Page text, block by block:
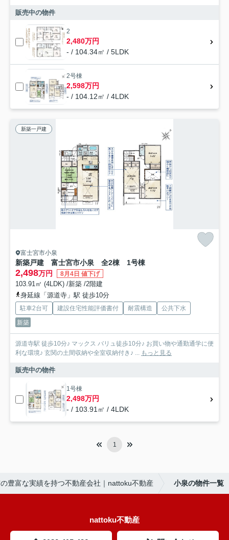
販売中の物件
2
2,480万円
- / 104.34㎡ / 5LDK
2号棟
2,598万円
- / 104.12㎡ / 4LDK
新築一戸建
富士宮市小泉
新築戸建 富士宮市小泉 全2棟 1号棟
2,498万円 8月4日 値下げ
103.91㎡ (4LDK) /新築 /2階建
身延線「源道寺」駅 徒歩10分
駐車2台可 建設住宅性能評価書付 耐震構造
公共下水
新築
源道寺駅 徒歩10分♪ マックス バリュ徒歩10分♪ お買い物や通勤通学に便
利な環境♪ 玄関の土間収納や全室収納付き♪ ... もっと見る
販売中の物件
1号棟
2,498万円
- / 103.91㎡ / 4LDK
1
豊富な実績を持つ不動産会社｜nattoku不動産 小泉の物件一覧
nattoku不動産